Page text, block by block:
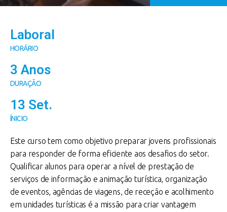
Laboral
HORÁRIO
3 Anos
DURAÇÃO
13 Set.
ÍNICIO
Este curso tem como objetivo preparar jovens profissionais
para responder de forma eficiente aos desafios do setor.
Qualificar alunos para operar a nível de prestação de
serviços de informação e animação turística, organização
de eventos, agências de viagens, de receção e acolhimento
em unidades turísticas é a missão para criar vantagem